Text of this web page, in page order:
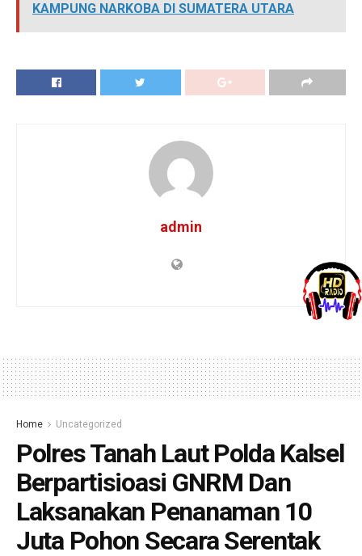
KAMPUNG NARKOBA DI SUMATERA UTARA
admin
Home Uncategorized
Polres Tanah Laut Polda Kalsel
Berpartisioasi GNRM Dan
Laksanakan Penanaman 10
Juta Pohon Secara Serentak